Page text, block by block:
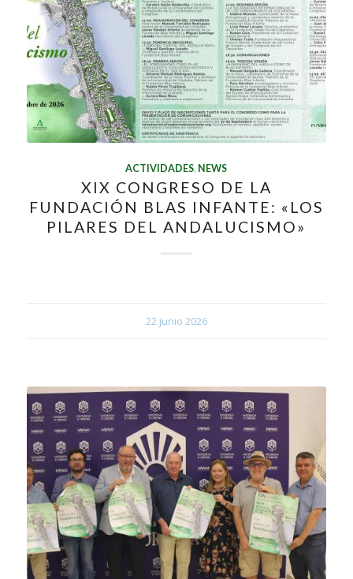
ACTIVIDADES, NEWS
XIX CONGRESO DE LA
FUNDACIÓN BLAS INFANTE: «LOS
PILARES DEL ANDALUCISMO»
22 junio 2026